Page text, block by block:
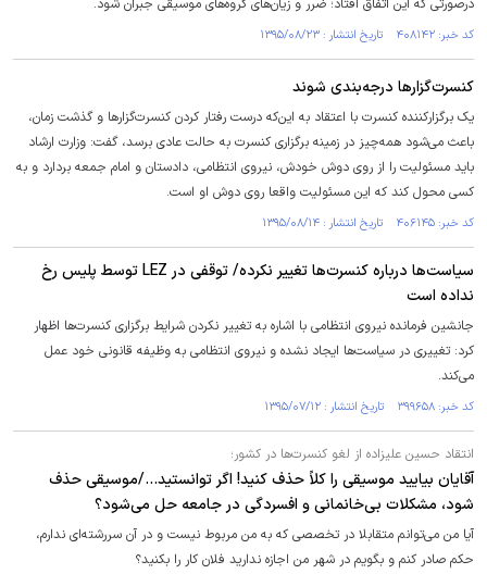
درصورتی که این اتفاق افتاد؛ ضرر و زیان‌های گروه‌های موسیقی جبران شود.
کد خبر: ۴۰۸۱۴۲ تاریخ انتشار : ۱۳۹۵/۰۸/۲۳
کنسرت‌گزارها درجه‌بندی شوند
یک برگزارکننده کنسرت با اعتقاد به این‌که درست رفتار کردن کنسرت‌گزارها و گذشت زمان،
باعث می‌شود همه‌چیز در زمینه برگزاری کنسرت به حالت عادی برسد، گفت: وزارت ارشاد
باید مسئولیت را از روی دوش خودش، نیروی انتظامی، دادستان و امام جمعه بردارد و به
کسی محول کند که این مسئولیت واقعا روی دوش او است.
کد خبر: ۴۰۶۱۴۵ تاریخ انتشار : ۱۳۹۵/۰۸/۱۴
سیاست‌ها درباره کنسرت‌ها تغییر نکرده/ توقفی در LEZ توسط پلیس رخ
نداده است
جانشین فرمانده نیروی انتظامی با اشاره به تغییر نکردن شرایط برگزاری کنسرت‌ها اظهار
کرد: تغییری در سیاست‌ها ایجاد نشده و نیروی انتظامی به وظیفه قانونی خود عمل
می‌کند.
کد خبر: ۳۹۹۶۵۸ تاریخ انتشار : ۱۳۹۵/۰۷/۱۲
انتقاد حسین علیزاده از لغو کنسرت‌ها در کشور؛
آقایان بیایید موسیقی را کلاً حذف کنید! اگر توانستید.../موسیقی حذف
شود، مشکلات بی‌خانمانی و افسردگی در جامعه حل می‌شود؟
آیا من می‌توانم متقابلا در تخصصی که به من مربوط نیست و در آن سررشته‌ای ندارم،
حکم صادر کنم و بگویم در شهر من اجازه ندارید فلان کار را بکنید؟